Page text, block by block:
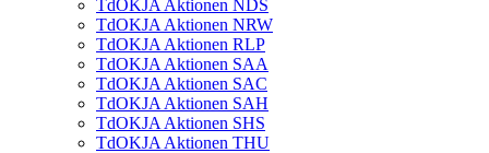
TdOKJA Aktionen NDS
TdOKJA Aktionen NRW
TdOKJA Aktionen RLP
TdOKJA Aktionen SAA
TdOKJA Aktionen SAC
TdOKJA Aktionen SAH
TdOKJA Aktionen SHS
TdOKJA Aktionen THU